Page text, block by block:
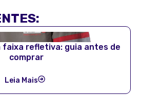
faixa refletiva: guia antes de
comprar
Leia Mais